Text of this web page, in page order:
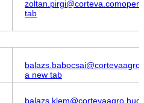
zoltan.pirgi@corteva.com
tab
a new tab
balazs.klem@cortevaagro.hu